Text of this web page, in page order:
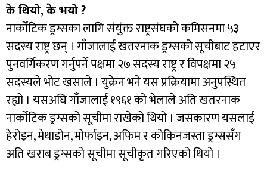
के थियो, के भयो ?
नार्कोटिक ड्रग्सका लागि संयुंक्त राष्ट्रसंघको कमिसनमा ५३
सदस्य राष्ट्र छन् । गाँजालाई खतरनाक ड्रग्सको सूचीबाट हटाएर
पुनवर्गिकरण गर्नुपर्ने पक्षमा २७ सदस्य राष्ट्र र विपक्षमा २५
सदस्यले भोट खसाले । युक्रेन भने यस प्रक्रियामा अनुपस्थित
रह्यो । यसअघि गाँजालाई १९६१ को भेलाले अति खतरनाक
नार्कोटिक ड्रग्सको सूचीमा राखेको थियो । जसकारण यसलाई
हेरोइन, मेथाडोन, मोर्फाइन, अफिम र कोकिनजस्ता ड्रग्ससँग
अति खराब ड्रग्सको सूचीमा सूचीकृत गरिएको थियो ।